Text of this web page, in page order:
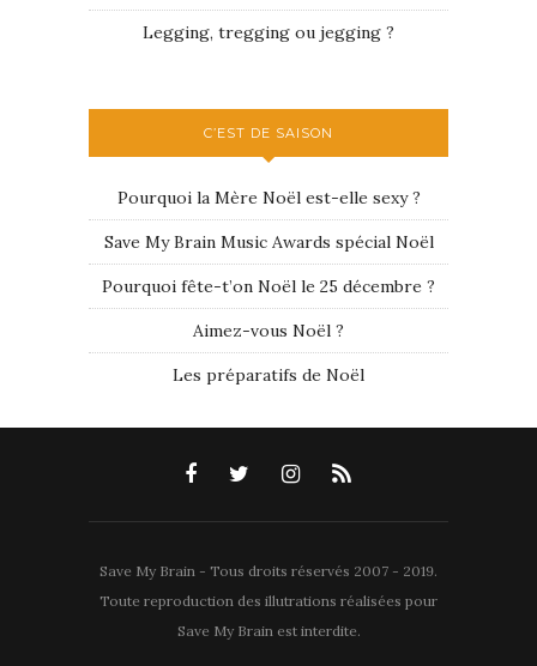
Legging, tregging ou jegging ?
C’EST DE SAISON
Pourquoi la Mère Noël est-elle sexy ?
Save My Brain Music Awards spécial Noël
Pourquoi fête-t’on Noël le 25 décembre ?
Aimez-vous Noël ?
Les préparatifs de Noël
Save My Brain - Tous droits réservés 2007 - 2019.
Toute reproduction des illutrations réalisées pour
Save My Brain est interdite.